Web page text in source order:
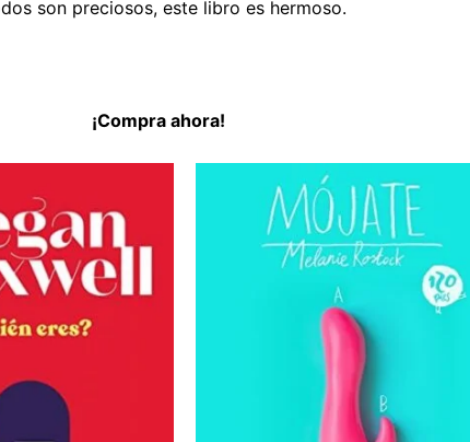
son preciosos, este libro es hermoso.
¡Compra ahora!